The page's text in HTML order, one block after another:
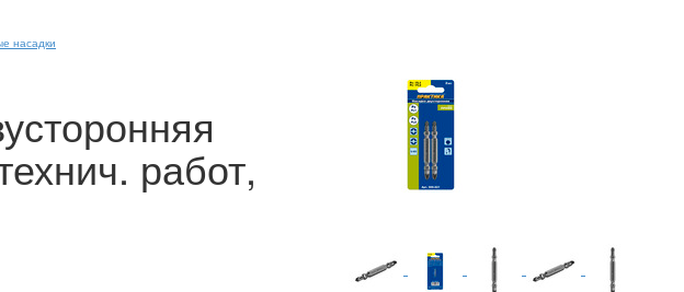
насадки
работ,